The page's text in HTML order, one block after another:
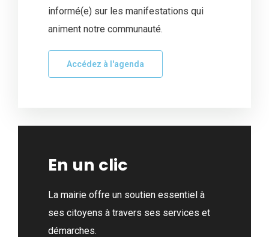
informé(e) sur les manifestations qui
animent notre communauté.
Accédez à l'agenda
En un clic
La mairie offre un soutien essentiel à
ses citoyens à travers ses services et
démarches.